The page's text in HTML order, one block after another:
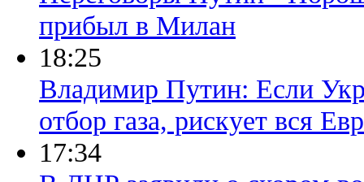
прибыл в Милан
18:25
Владимир Путин: Если
отбор газа, рискует вся
17:34